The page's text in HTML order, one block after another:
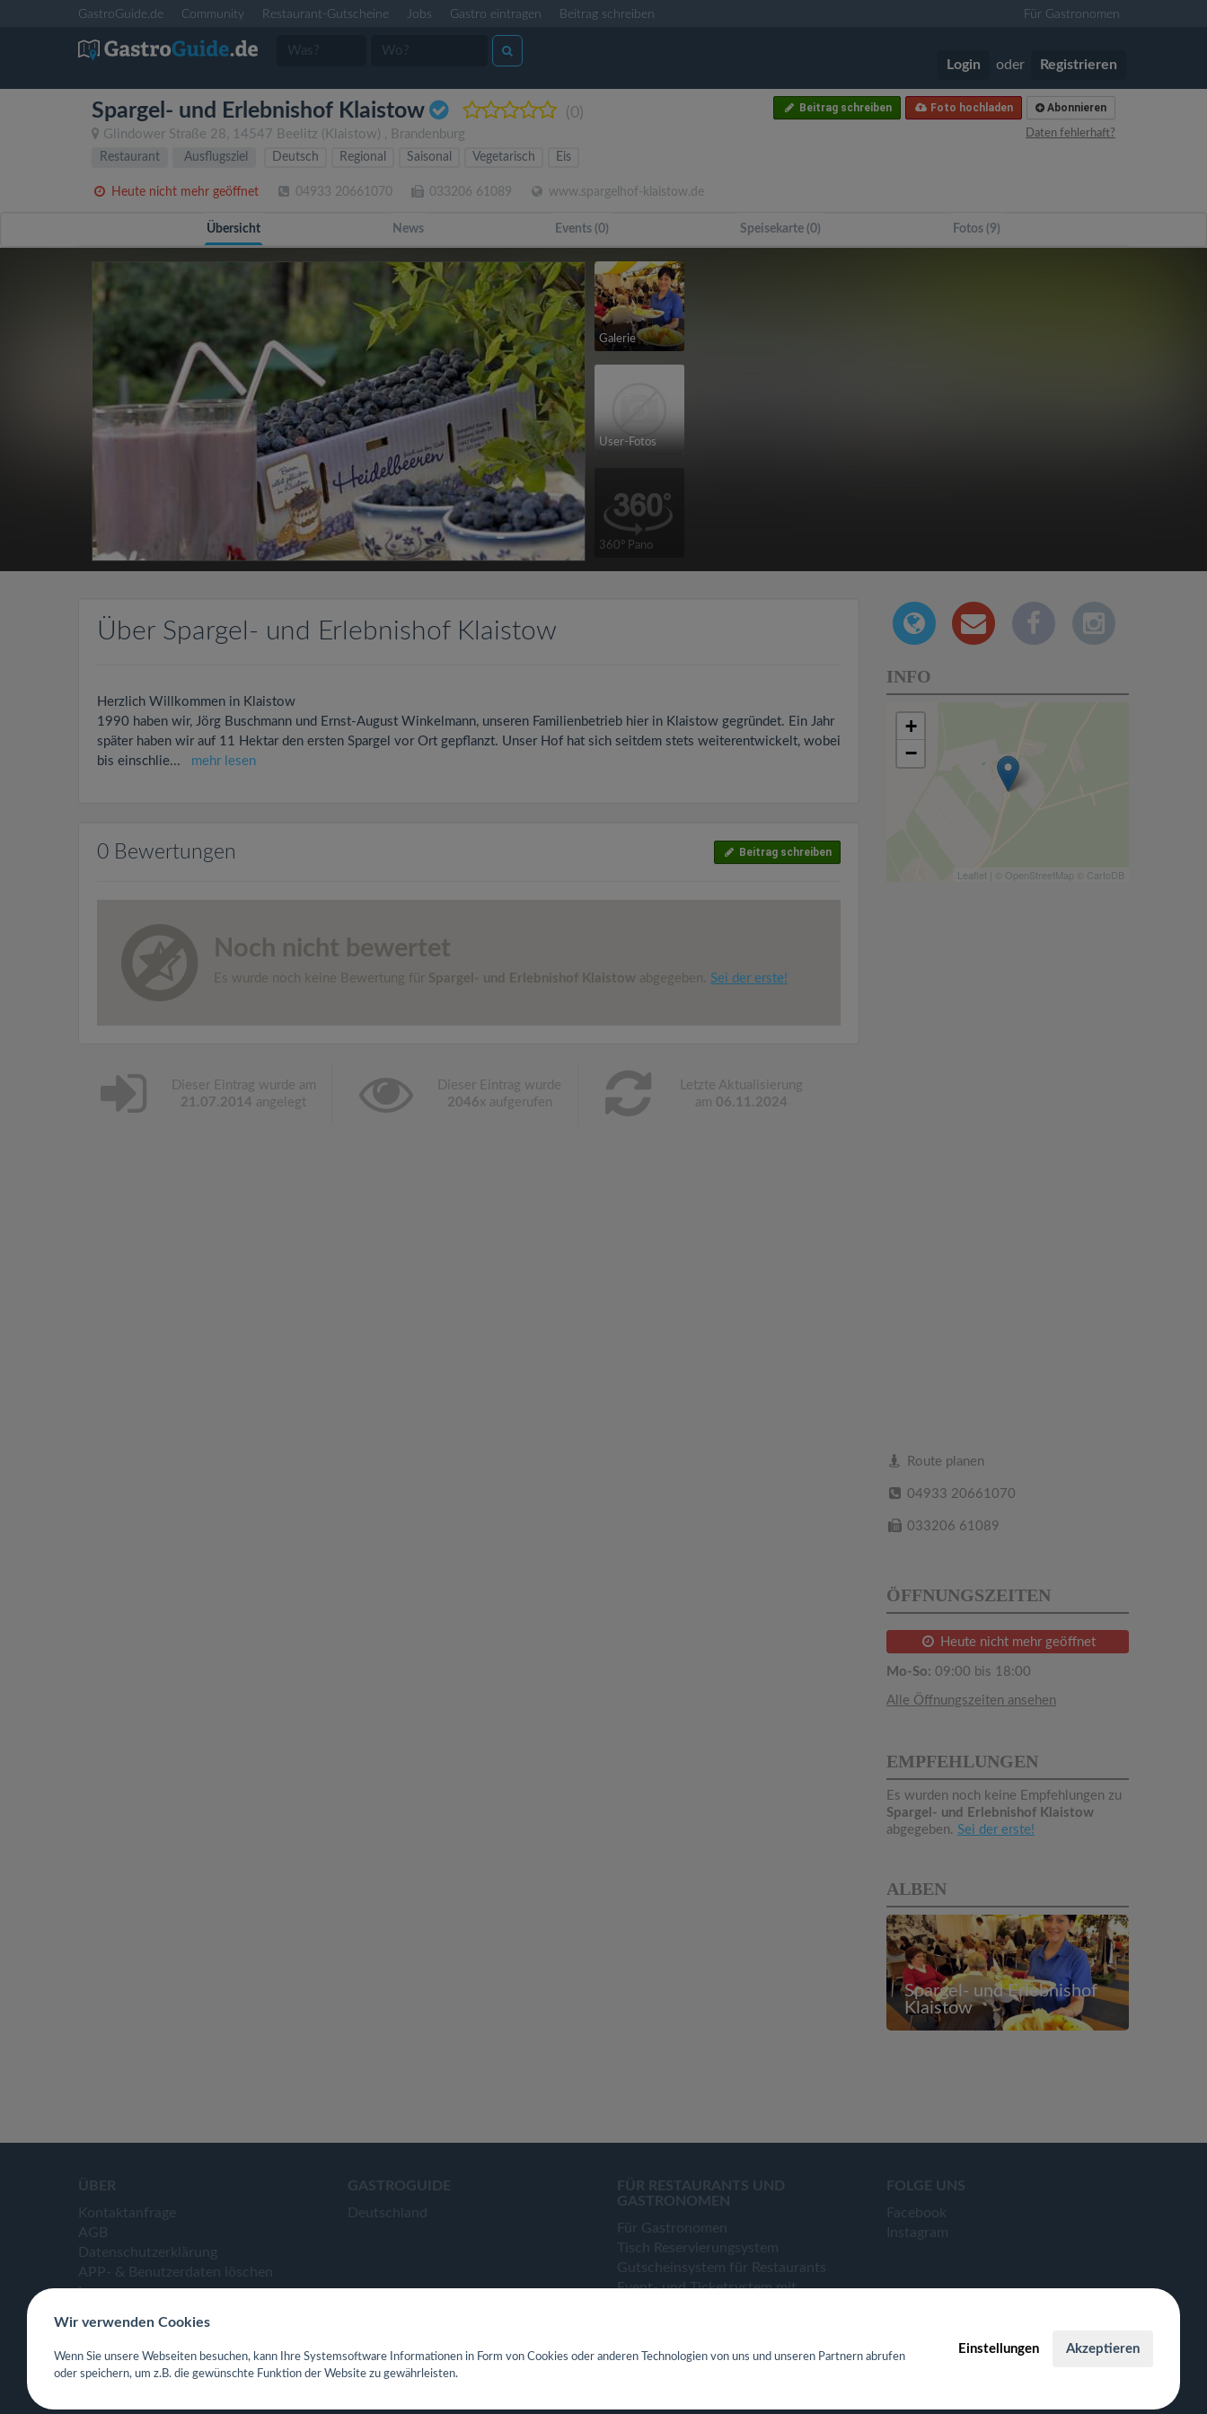
GastroGuide.de Community Restaurant-Gutscheine Jobs Gastro eintragen Beitrag schreiben Für Gastronomen
Login oder Registrieren
Spargel- und Erlebnishof Klaistow (0)
Glindower Straße 28, 14547 Beelitz (Klaistow) , Brandenburg
Abonnieren
Foto hochladen
Beitrag schreiben
Daten fehlerhaft?
Restaurant Ausflugsziel Deutsch Regional Saisonal Vegetarisch Eis
Heute nicht mehr geöffnet 04933 20661070 033206 61089 www.spargelhof-klaistow.de
Übersicht News Events (0) Speisekarte (0) Fotos (9)
Galerie
User-Fotos
360° Pano
Über Spargel- und Erlebnishof Klaistow
Herzlich Willkommen in Klaistow
1990 haben wir, Jörg Buschmann und Ernst-August Winkelmann, unseren Familienbetrieb hier in Klaistow gegründet. Ein Jahr
später haben wir auf 11 Hektar den ersten Spargel vor Ort gepflanzt. Unser Hof hat sich seitdem stets weiterentwickelt, wobei
bis einschlie... mehr lesen
0 Bewertungen Beitrag schreiben
Noch nicht bewertet
Es wurde noch keine Bewertung für Spargel- und Erlebnishof Klaistow abgegeben. Sei der erste!
Dieser Eintrag wurde am
21.07.2014 angelegt
Dieser Eintrag wurde
2046x aufgerufen
Letzte Aktualisierung
am 06.11.2024
INFO
+
−
Leaflet | © OpenStreetMap © CartoDB
Route planen
04933 20661070
033206 61089
ÖFFNUNGSZEITEN
Heute nicht mehr geöffnet
Mo-So: 09:00 bis 18:00
Alle Öffnungszeiten ansehen
EMPFEHLUNGEN
Es wurden noch keine Empfehlungen zu
Spargel- und Erlebnishof Klaistow
abgegeben. Sei der erste!
ALBEN
Spargel- und Erlebnishof
Klaistow
ÜBER
Kontaktanfrage
AGB
Datenschutzerklärung
APP- & Benutzerdaten löschen
Impressum
GASTROGUIDE
Deutschland
FÜR RESTAURANTS UND
GASTRONOMEN
Für Gastronomen
Tisch Reservierungsystem
Gutscheinsystem für Restaurants
Event- und Ticketsystem mit
Webseiten für Restaurant
FOLGE UNS
Facebook
Instagram
Wir verwenden Cookies
Wenn Sie unsere Webseiten besuchen, kann Ihre Systemsoftware Informationen in Form von Cookies oder anderen Technologien von uns und unseren Partnern abrufen
oder speichern, um z.B. die gewünschte Funktion der Website zu gewährleisten.
Einstellungen Akzeptieren